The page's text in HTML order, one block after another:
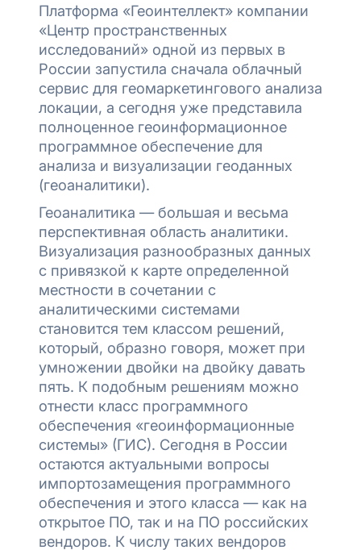
Платформа «Геоинтеллект» компании
«Центр пространственных
исследований» одной из первых в
России запустила сначала облачный
сервис для геомаркетингового анализа
локации, а сегодня уже представила
полноценное геоинформационное
программное обеспечение для
анализа и визуализации геоданных
(геоаналитики).
Геоаналитика — большая и весьма
перспективная область аналитики.
Визуализация разнообразных данных
с привязкой к карте определенной
местности в сочетании с
аналитическими системами
становится тем классом решений,
который, образно говоря, может при
умножении двойки на двойку давать
пять. К подобным решениям можно
отнести класс программного
обеспечения «геоинформационные
системы» (ГИС). Сегодня в России
остаются актуальными вопросы
импортозамещения программного
обеспечения и этого класса — как на
открытое ПО, так и на ПО российских
вендоров. К числу таких вендоров